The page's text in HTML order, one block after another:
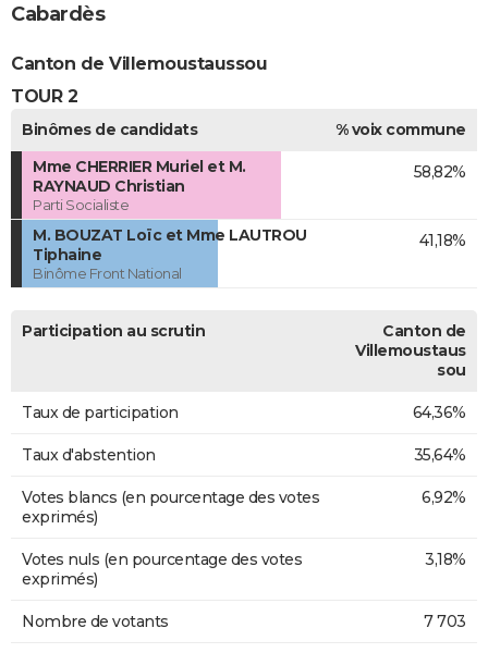
Cabardès
Canton de Villemoustaussou
TOUR 2
Binômes de candidats
% voix commune
Mme CHERRIER Muriel et M.
RAYNAUD Christian
Parti Socialiste
58,82%
M. BOUZAT Loïc et Mme LAUTROU
Tiphaine
Binôme Front National
41,18%
Participation au scrutin
Canton de
Villemoustaus
sou
Taux de participation 64,36%
Taux d'abstention 35,64%
Votes blancs (en pourcentage des votes
exprimés)
6,92%
Votes nuls (en pourcentage des votes
exprimés)
3,18%
Nombre de votants 7 703